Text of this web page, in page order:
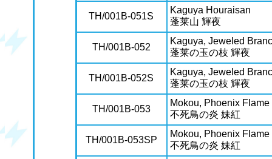
TH/001B-051S
Kaguya Houraisan
蓬莱山 輝夜
TH/001B-052
Kaguya, Jeweled
蓬莱の玉の枝 輝夜
TH/001B-052S
Kaguya, Jeweled
蓬莱の玉の枝 輝夜
TH/001B-053
Mokou, Phoenix Flame
不死鳥の炎 妹紅
TH/001B-053SP
Mokou, Phoenix Flame
不死鳥の炎 妹紅